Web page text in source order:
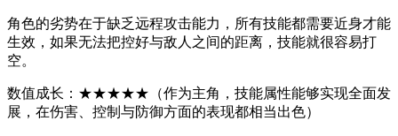
角色的劣势在于缺乏远程攻击能力，所有技能都需要近身才能
生效，如果无法把控好与敌人之间的距离，技能就很容易打
空。
数值成长：★★★★★（作为主角，技能属性能够实现全面发
展，在伤害、控制与防御方面的表现都相当出色）